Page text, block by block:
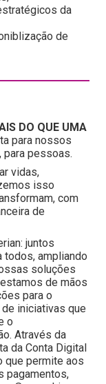
da
de
DO QUE UMA
para nossos
pessoas.
vidas,
isso
com
de
juntos
todos, ampliando
soluções
de mãos
para o
iniciativas que
o
Através da
da Conta Digital
que permite aos
pagamentos,